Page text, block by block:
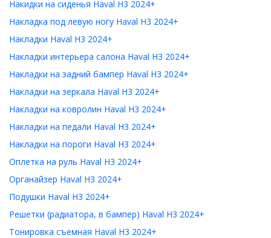
Накидки на сиденья Haval H3 2024+
Накладка под левую ногу Haval H3 2024+
Накладки Haval H3 2024+
Накладки интерьера салона Haval H3 2024+
Накладки на задний бампер Haval H3 2024+
Накладки на зеркала Haval H3 2024+
Накладки на ковролин Haval H3 2024+
Накладки на педали Haval H3 2024+
Накладки на пороги Haval H3 2024+
Оплетка на руль Haval H3 2024+
Органайзер Haval H3 2024+
Подушки Haval H3 2024+
Решетки (радиатора, в бампер) Haval H3 2024+
Тонировка съемная Haval H3 2024+